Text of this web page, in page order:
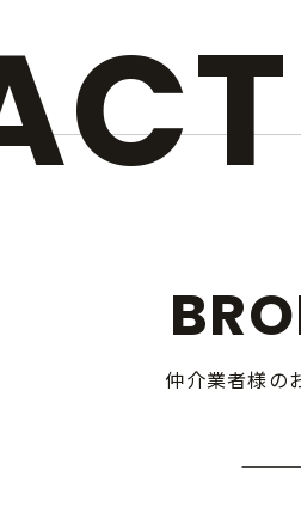
仲介業者様の